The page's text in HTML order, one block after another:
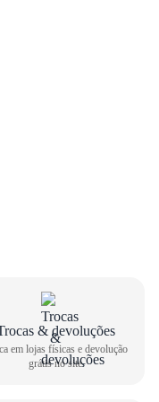
& devoluções
em lojas físicas e devolução
grátis no site